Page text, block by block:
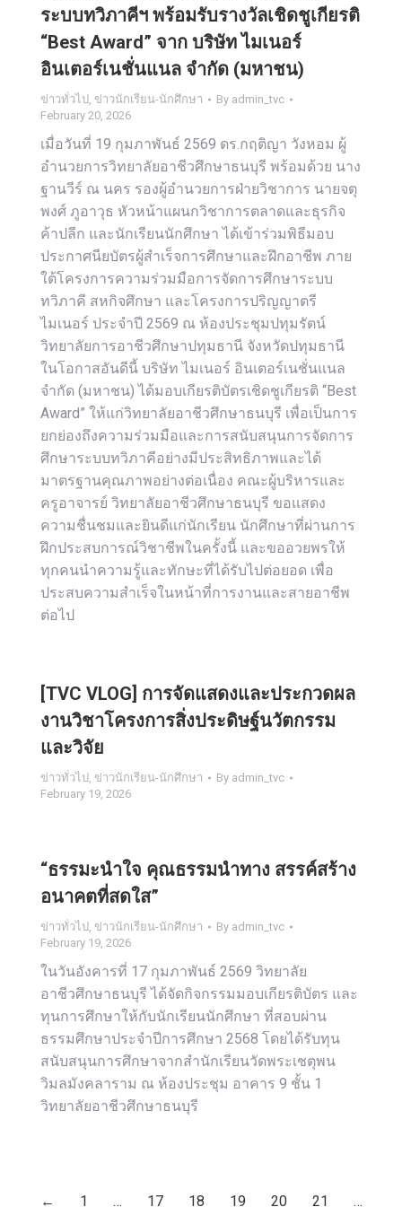
ระบบทวิภาคีฯ พร้อมรับรางวัลเชิดชูเกียรติ
“Best Award” จาก บริษัท ไมเนอร์
อินเตอร์เนชั่นแนล จำกัด (มหาชน)
ข่าวทั่วไป, ข่าวนักเรียน-นักศึกษา By admin_tvc
February 20, 2026
เมื่อวันที่ 19 กุมภาพันธ์ 2569 ดร.กฤติญา วังหอม ผู้
อำนวยการวิทยาลัยอาชีวศึกษาธนบุรี พร้อมด้วย นาง
ฐานวีร์ ณ นคร รองผู้อำนวยการฝ่ายวิชาการ นายจตุ
พงศ์ ภูอาวุธ หัวหน้าแผนกวิชาการตลาดและธุรกิจ
ค้าปลีก และนักเรียนนักศึกษา ได้เข้าร่วมพิธีมอบ
ประกาศนียบัตรผู้สำเร็จการศึกษาและฝึกอาชีพ ภาย
ใต้โครงการความร่วมมือการจัดการศึกษาระบบ
ทวิภาคี สหกิจศึกษา และโครงการปริญญาตรี
ไมเนอร์ ประจำปี 2569 ณ ห้องประชุมปทุมรัตน์
วิทยาลัยการอาชีวศึกษาปทุมธานี จังหวัดปทุมธานี
ในโอกาสอันดีนี้ บริษัท ไมเนอร์ อินเตอร์เนชั่นแนล
จำกัด (มหาชน) ได้มอบเกียรติบัตรเชิดชูเกียรติ “Best
Award” ให้แก่วิทยาลัยอาชีวศึกษาธนบุรี เพื่อเป็นการ
ยกย่องถึงความร่วมมือและการสนับสนุนการจัดการ
ศึกษาระบบทวิภาคีอย่างมีประสิทธิภาพและได้
มาตรฐานคุณภาพอย่างต่อเนื่อง คณะผู้บริหารและ
ครูอาจารย์ วิทยาลัยอาชีวศึกษาธนบุรี ขอแสดง
ความชื่นชมและยินดีแก่นักเรียน นักศึกษาที่ผ่านการ
ฝึกประสบการณ์วิชาชีพในครั้งนี้ และขออวยพรให้
ทุกคนนำความรู้และทักษะที่ได้รับไปต่อยอด เพื่อ
ประสบความสำเร็จในหน้าที่การงานและสายอาชีพ
ต่อไป
[TVC VLOG] การจัดแสดงและประกวดผล
งานวิชาโครงการสิ่งประดิษฐ์นวัตกรรม
และวิจัย
ข่าวทั่วไป, ข่าวนักเรียน-นักศึกษา By admin_tvc
February 19, 2026
“ธรรมะนำใจ คุณธรรมนำทาง สรรค์สร้าง
อนาคตที่สดใส”
ข่าวทั่วไป, ข่าวนักเรียน-นักศึกษา By admin_tvc
February 19, 2026
ในวันอังคารที่ 17 กุมภาพันธ์ 2569 วิทยาลัย
อาชีวศึกษาธนบุรี ได้จัดกิจกรรมมอบเกียรติบัตร และ
ทุนการศึกษาให้กับนักเรียนนักศึกษา ที่สอบผ่าน
ธรรมศึกษาประจำปีการศึกษา 2568 โดยได้รับทุน
สนับสนุนการศึกษาจากสำนักเรียนวัดพระเชตุพน
วิมลมังคลาราม ณ ห้องประชุม อาคาร 9 ชั้น 1
วิทยาลัยอาชีวศึกษาธนบุรี
← 1 … 17 18 19 20 21 …